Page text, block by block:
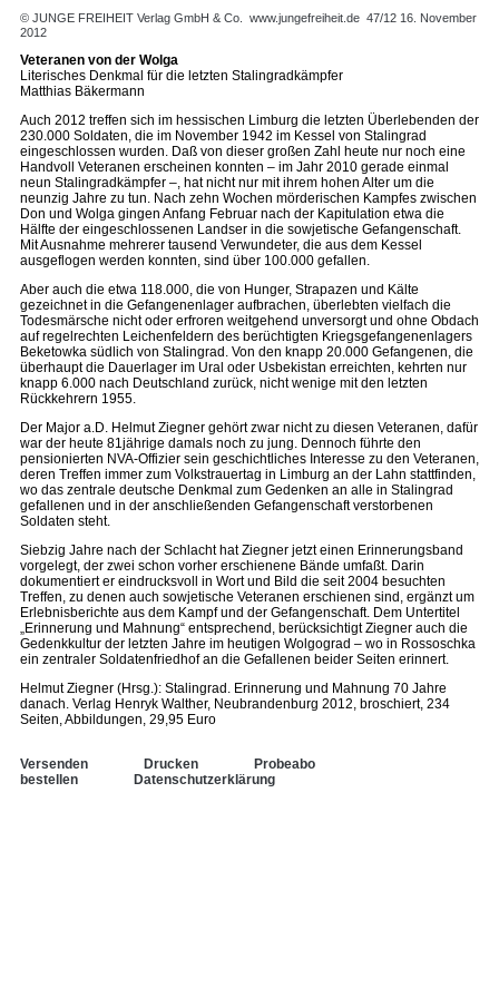
© JUNGE FREIHEIT Verlag GmbH & Co. www.jungefreiheit.de 47/12 16. November
2012
Veteranen von der Wolga
Literisches Denkmal für die letzten Stalingradkämpfer
Matthias Bäkermann
Auch 2012 treffen sich im hessischen Limburg die letzten Überlebenden der
230.000 Soldaten, die im November 1942 im Kessel von Stalingrad
eingeschlossen wurden. Daß von dieser großen Zahl heute nur noch eine
Handvoll Veteranen erscheinen konnten – im Jahr 2010 gerade einmal
neun Stalingradkämpfer –, hat nicht nur mit ihrem hohen Alter um die
neunzig Jahre zu tun. Nach zehn Wochen mörderischen Kampfes zwischen
Don und Wolga gingen Anfang Februar nach der Kapitulation etwa die
Hälfte der eingeschlossenen Landser in die sowjetische Gefangenschaft.
Mit Ausnahme mehrerer tausend Verwundeter, die aus dem Kessel
ausgeflogen werden konnten, sind über 100.000 gefallen.
Aber auch die etwa 118.000, die von Hunger, Strapazen und Kälte
gezeichnet in die Gefangenenlager aufbrachen, überlebten vielfach die
Todesmärsche nicht oder erfroren weitgehend unversorgt und ohne Obdach
auf regelrechten Leichenfeldern des berüchtigten Kriegsgefangenenlagers
Beketowka südlich von Stalingrad. Von den knapp 20.000 Gefangenen, die
überhaupt die Dauerlager im Ural oder Usbekistan erreichten, kehrten nur
knapp 6.000 nach Deutschland zurück, nicht wenige mit den letzten
Rückkehrern 1955.
Der Major a.D. Helmut Ziegner gehört zwar nicht zu diesen Veteranen, dafür
war der heute 81jährige damals noch zu jung. Dennoch führte den
pensionierten NVA-Offizier sein geschichtliches Interesse zu den Veteranen,
deren Treffen immer zum Volkstrauertag in Limburg an der Lahn stattfinden,
wo das zentrale deutsche Denkmal zum Gedenken an alle in Stalingrad
gefallenen und in der anschließenden Gefangenschaft verstorbenen
Soldaten steht.
Siebzig Jahre nach der Schlacht hat Ziegner jetzt einen Erinnerungsband
vorgelegt, der zwei schon vorher erschienene Bände umfaßt. Darin
dokumentiert er eindrucksvoll in Wort und Bild die seit 2004 besuchten
Treffen, zu denen auch sowjetische Veteranen erschienen sind, ergänzt um
Erlebnisberichte aus dem Kampf und der Gefangenschaft. Dem Untertitel
„Erinnerung und Mahnung“ entsprechend, berücksichtigt Ziegner auch die
Gedenkkultur der letzten Jahre im heutigen Wolgograd – wo in Rossoschka
ein zentraler Soldatenfriedhof an die Gefallenen beider Seiten erinnert.
Helmut Ziegner (Hrsg.): Stalingrad. Erinnerung und Mahnung 70 Jahre
danach. Verlag Henryk Walther, Neubrandenburg 2012, broschiert, 234
Seiten, Abbildungen, 29,95 Euro
Versenden Drucken
Probeabo
bestellen
Datenschutzerklärung